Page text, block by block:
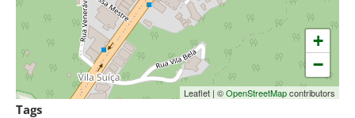
+
−
Leaflet | ©OpenStreetMapcontributors
Tags